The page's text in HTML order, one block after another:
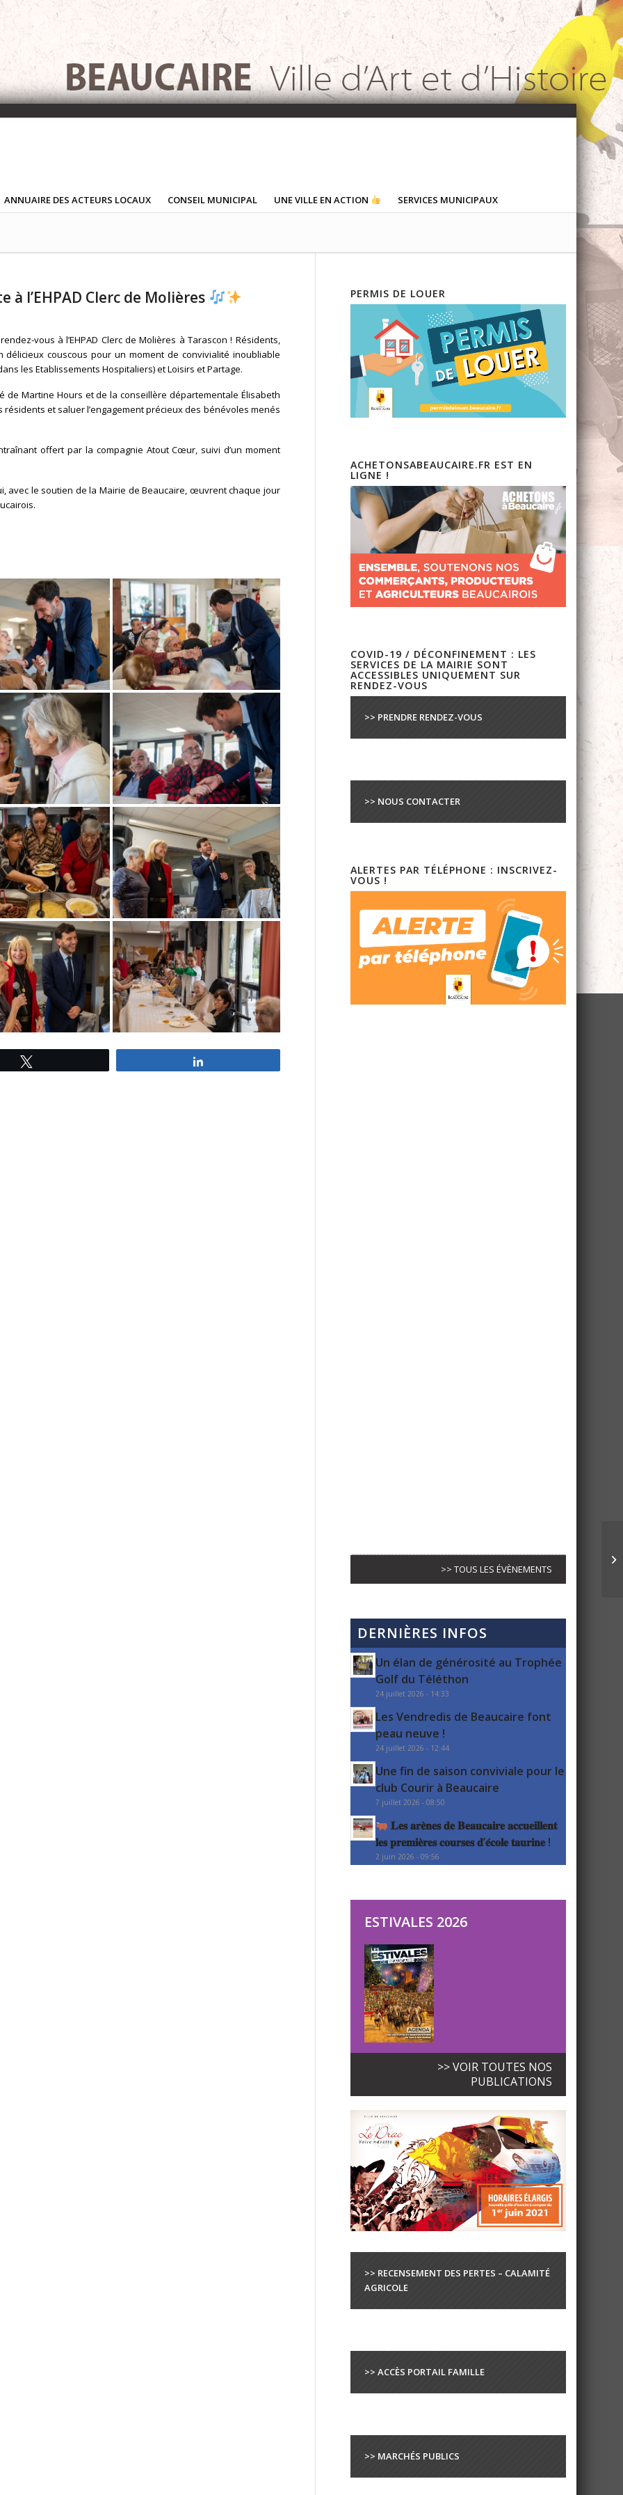
ANNUAIRE DES ACTEURS LOCAUX CONSEIL MUNICIPAL UNE VILLE EN ACTION SERVICES MUNICIPAUX
l’EHPAD Clerc de Molières
vous à l’EHPAD Clerc de Molières à Tarascon ! Résidents,
couscous pour un moment de convivialité inoubliable
les Etablissements Hospitaliers) et Loisirs et Partage.
de Martine Hours et de la conseillère départementale Élisabeth
et saluer l’engagement précieux des bénévoles menés
offert par la compagnie Atout Cœur, suivi d’un moment
avec le soutien de la Mairie de Beaucaire, œuvrent chaque jour
PERMIS DE LOUER
ACHETONSABEAUCAIRE.FR EST EN
LIGNE !
COVID-19 / DÉCONFINEMENT : LES
SERVICES DE LA MAIRIE SONT
ACCESSIBLES UNIQUEMENT SUR
RENDEZ-VOUS
>> PRENDRE RENDEZ-VOUS
>> NOUS CONTACTER
ALERTES PAR TÉLÉPHONE : INSCRIVEZ-
VOUS !
>> TOUS LES ÉVÈNEMENTS
DERNIÈRES INFOS
Un élan de générosité au Trophée
Golf du Téléthon
24 juillet 2026 - 14:33
Les Vendredis de Beaucaire font
peau neuve !
24 juillet 2026 - 12:44
Une fin de saison conviviale pour le
club Courir à Beaucaire
7 juillet 2026 - 08:50
𝐋𝐞𝐬 𝐚𝐫𝐞̀𝐧𝐞𝐬 𝐝𝐞 𝐁𝐞𝐚𝐮𝐜𝐚𝐢𝐫𝐞 𝐚𝐜𝐜𝐮𝐞𝐢𝐥𝐥𝐞𝐧𝐭
𝐥𝐞𝐬 𝐩𝐫𝐞𝐦𝐢𝐞̀𝐫𝐞𝐬 𝐜𝐨𝐮𝐫𝐬𝐞𝐬 𝐝’𝐞́𝐜𝐨𝐥𝐞 𝐭𝐚𝐮𝐫𝐢𝐧𝐞 !
2 juin 2026 - 09:56
ESTIVALES 2026
>> VOIR TOUTES NOS
PUBLICATIONS
>> RECENSEMENT DES PERTES – CALAMITÉ
AGRICOLE
>> ACCÈS PORTAIL FAMILLE
>> MARCHÉS PUBLICS